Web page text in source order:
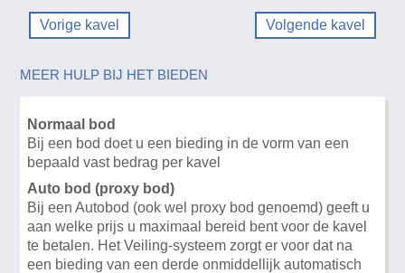
Vorige kavel Volgende kavel
MEER HULP BIJ HET BIEDEN
Normaal bod
Bij een bod doet u een bieding in de vorm van een
bepaald vast bedrag per kavel
Auto bod (proxy bod)
Bij een Autobod (ook wel proxy bod genoemd) geeft u
aan welke prijs u maximaal bereid bent voor de kavel
te betalen. Het Veiling-systeem zorgt er voor dat na
een bieding van een derde onmiddellijk automatisch